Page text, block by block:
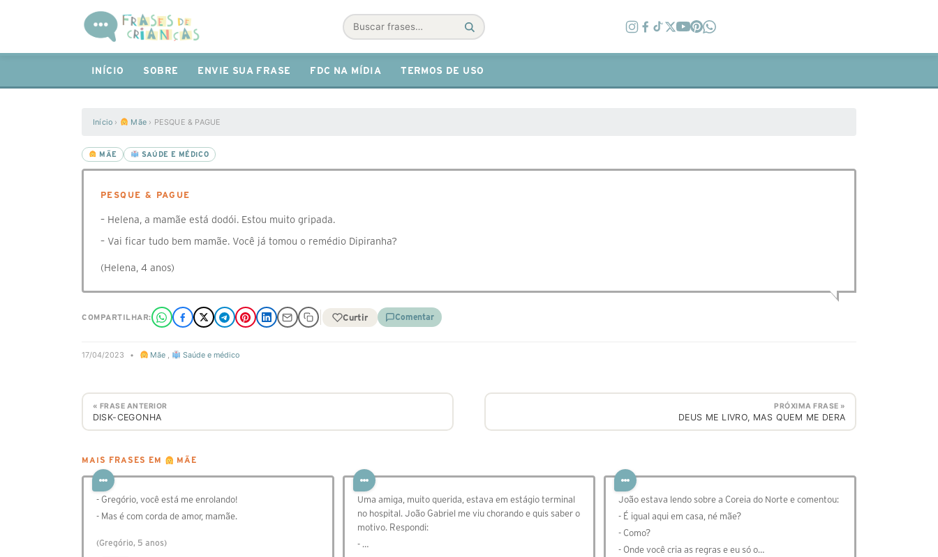
Buscar
INÍCIO SOBRE ENVIE SUA FRASE FDC NA MÍDIA TERMOS DE USO
Início › Mãe › PESQUE & PAGUE
MÃE SAÚDE E MÉDICO
PESQUE & PAGUE
– Helena, a mamãe está dodói. Estou muito gripada.
– Vai ficar tudo bem mamãe. Você já tomou o remédio Dipiranha?
(Helena, 4 anos)
COMPARTILHAR: Curtir Comentar
17/04/2023 • Mãe , Saúde e médico
« FRASE ANTERIOR
DISK-CEGONHA
PRÓXIMA FRASE »
DEUS ME LIVRO, MAS QUEM ME DERA
MAIS FRASES EM MÃE
- Gregório, você está me enrolando!
- Mas é com corda de amor, mamãe.
(Gregório, 5 anos)
Uma amiga, muito querida, estava em estágio terminal
no hospital. João Gabriel me viu chorando e quis saber o
motivo. Respondi:
- …
João estava lendo sobre a Coreia do Norte e comentou:
- É igual aqui em casa, né mãe?
- Como?
- Onde você cria as regras e eu só o…